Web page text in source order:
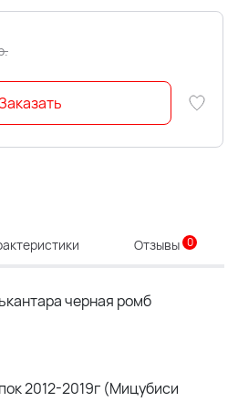
Отзывы 0
черная ромб
2012-2019г (Мицубиси